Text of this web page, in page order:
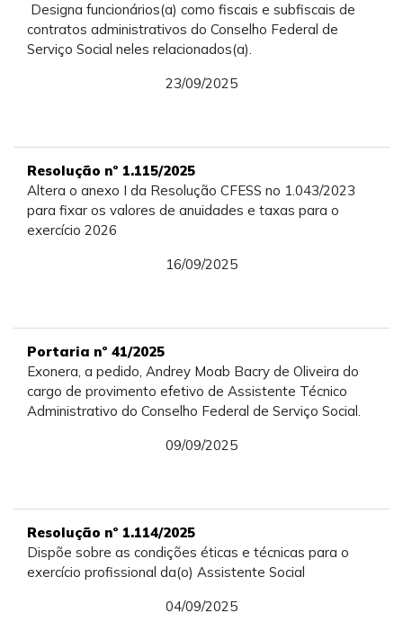
Designa funcionários(a) como fiscais e subfiscais de
contratos administrativos do Conselho Federal de
Serviço Social neles relacionados(a).
23/09/2025
Resolução nº 1.115/2025
Altera o anexo I da Resolução CFESS no 1.043/2023
para fixar os valores de anuidades e taxas para o
exercício 2026
16/09/2025
Portaria nº 41/2025
Exonera, a pedido, Andrey Moab Bacry de Oliveira do
cargo de provimento efetivo de Assistente Técnico
Administrativo do Conselho Federal de Serviço Social.
09/09/2025
Resolução nº 1.114/2025
Dispõe sobre as condições éticas e técnicas para o
exercício profissional da(o) Assistente Social
04/09/2025